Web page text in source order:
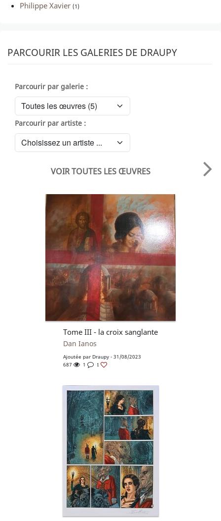
Philippe Xavier (1)
PARCOURIR LES GALERIES DE DRAUPY
Parcourir par galerie :
Parcourir par artiste :
VOIR TOUTES LES ŒUVRES
Tome III - la croix sanglante
Dan Ianos
Ajoutée par Draupy - 31/08/2023
687
1 1